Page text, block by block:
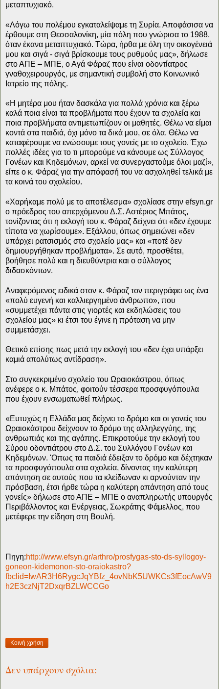
μεταπτυχιακό.
«Λόγω του πολέμου εγκαταλείψαμε τη Συρία. Αποφάσισα να
έρθουμε στη Θεσσαλονίκη, μία πόλη που γνώρισα το 1988,
όταν έκανα μεταπτυχιακό. Τώρα, ήρθα με όλη την οικογένειά
μου και σιγά - σιγά βρίσκουμε τους ρυθμούς μας», δήλωσε
στο ΑΠΕ – ΜΠΕ, ο Αγά Φάραζ που είναι οδοντίατρος
γναθοχειρουργός, με σημαντική συμβολή στο Κοινωνικό
Ιατρείο της πόλης.
«Η μητέρα μου ήταν δασκάλα για πολλά χρόνια και ξέρω
καλά ποια είναι τα προβλήματα που έχουν τα σχολεία και
ποια προβλήματα αντιμετωπίζουν οι μαθητές. Θέλω να είμαι
κοντά στα παιδιά, όχι μόνο τα δικά μου, σε όλα. Θέλω να
καταφέρουμε να ενώσουμε τους γονείς με το σχολείο. Έχω
πολλές ιδέες για το τι μπορούμε να κάνουμε ως Σύλλογος
Γονέων και Κηδεμόνων, αρκεί να συνεργαστούμε όλοι μαζί»,
είπε ο κ. Φάραζ για την απόφασή του να ασχοληθεί τελικά με
τα κοινά του σχολείου.
«Χαρήκαμε πολύ με το αποτέλεσμα» σχολίασε στην efsyn.gr
ο πρόεδρος του απερχόμενου Δ.Σ. Αστέριος Μπάτος,
τονίζοντας ότι η εκλογή του κ. Φάραζ δείχνει ότι «δεν έχουμε
τίποτα να χωρίσουμε». Εξάλλου, όπως σημειώνει «δεν
υπάρχει ρατσισμός στο σχολείο μας» και «ποτέ δεν
δημιουργήθηκαν προβλήματα». Σε αυτό, προσθέτει,
βοήθησε πολύ και η διευθύντρια και ο σύλλογος
διδασκόντων.
Αναφερόμενος ειδικά στον κ. Φάραζ τον περιγράφει ως ένα
«πολύ ευγενή και καλλιεργημένο άνθρωπο», που
«συμμετέχει πάντα στις γιορτές και εκδηλώσεις του
σχολείου μας» κι έτσι του έγινε η πρόταση να μην
συμμετάσχει.
Θετικό επίσης πως μετά την εκλογή του «δεν έχει υπάρξει
καμιά απολύτως αντίδραση».
Στο συγκεκριμένο σχολείο του Ωραιοκάστρου, όπως
ανέφερε ο κ. Μπάτος, φοιτούν τέσσερα προσφυγόπουλα
που έχουν ενσωματωθεί πλήρως.
«Ευτυχώς η Ελλάδα μας δείχνει το δρόμο και οι γονείς του
Ωραιοκάστρου δείχνουν το δρόμο της αλληλεγγύης, της
ανθρωπιάς και της αγάπης. Επικροτούμε την εκλογή του
Σύρου οδοντιάτρου στο Δ.Σ. του Συλλόγου Γονέων και
Κηδεμόνων. 'Οπως τα παιδιά έδειξαν το δρόμο και δέχτηκαν
τα προσφυγόπουλα στα σχολεία, δίνοντας την καλύτερη
απάντηση σε αυτούς που τα κλείδωναν κι αρνούνταν την
πρόσβαση, έτσι ήρθε τώρα η καλύτερη απάντηση από τους
γονείς» δήλωσε στο ΑΠΕ – ΜΠΕ ο αναπληρωτής υπουργός
Περιβάλλοντος και Ενέργειας, Σωκράτης Φάμελλος, που
μετέφερε την είδηση στη Βουλή.
Πηγη:http://www.efsyn.gr/arthro/prosfygas-sto-ds-syllogoy-
goneon-kidemonon-sto-oraiokastro?
fbclid=IwAR3H6RygcJqYBfz_4ovNbK5UWKCs3fEocAwV9
h2E3czNjT2DxqrBZLWCCGo
Κοινή χρήση
Δεν υπάρχουν σχόλια: